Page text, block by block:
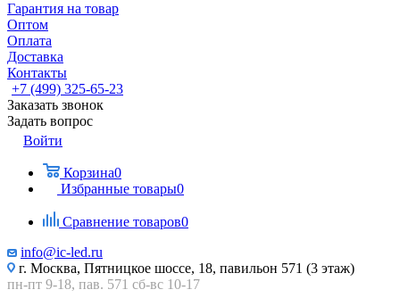
Гарантия на товар
Оптом
Оплата
Доставка
Контакты
+7 (499) 325-65-23
Заказать звонок
Задать вопрос
Войти
Корзина0
Избранные товары0
Сравнение товаров0
info@ic-led.ru
г. Москва, Пятницкое шоссе, 18, павильон 571 (3 этаж)
пн-пт 9-18, пав. 571 сб-вс 10-17